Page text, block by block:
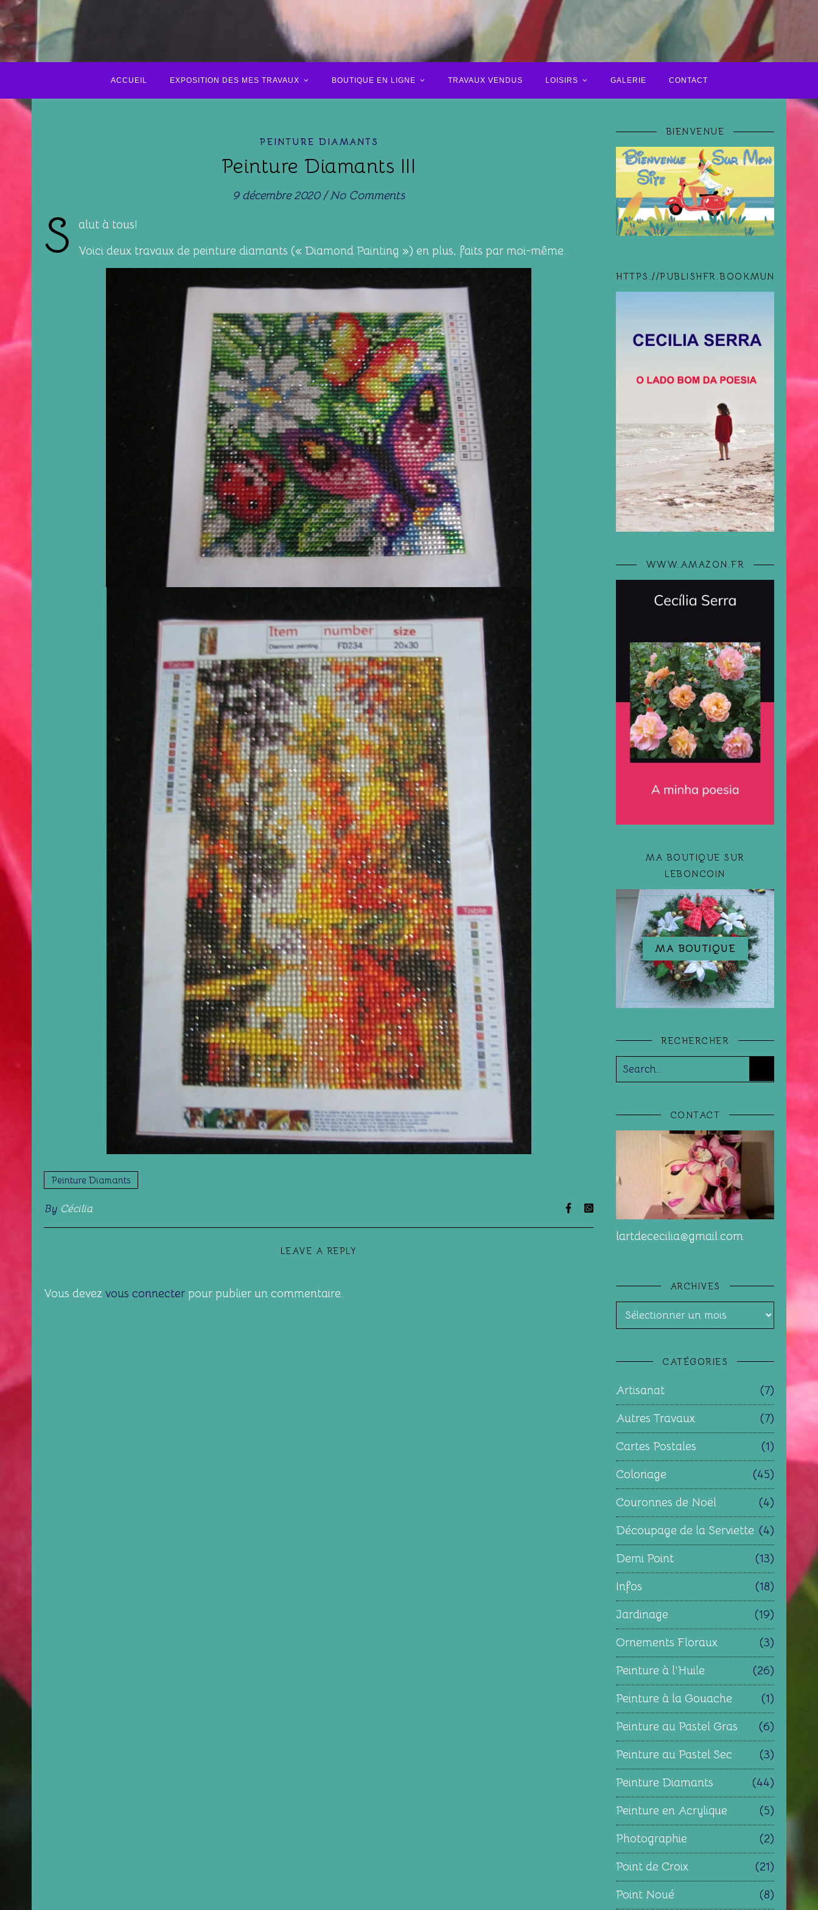
ACCUEIL EXPOSITION DES MES TRAVAUX BOUTIQUE EN LIGNE TRAVAUX VENDUS LOISIRS GALERIE CONTACT
PEINTURE DIAMANTS
Peinture Diamants III
9 décembre 2020 / No Comments
S
alut à tous!
Voici deux travaux de peinture diamants (« Diamond Painting ») en plus, faits par moi-même.
Peinture Diamants
By Cécilia
LEAVE A REPLY
Vous devez vous connecter pour publier un commentaire.
BIENVENUE
HTTPS://
WWW.AMAZON.FR
MA BOUTIQUE SUR
LEBONCOIN
MA BOUTIQUE
RECHERCHER
CONTACT
lartdececilia@gmail.com
ARCHIVES
Archives
CATÉGORIES
Artisanat
(7)
Autres Travaux
(7)
Cartes Postales
(1)
Coloriage
(45)
Couronnes de Noël
(4)
Découpage de la Serviette (4)
Demi Point
(13)
Infos
(18)
Jardinage
(19)
Ornements Floraux
(3)
Peinture à l'Huile
(26)
Peinture à la Gouache
(1)
Peinture au Pastel Gras
(6)
Peinture au Pastel Sec
(3)
Peinture Diamants
(44)
Peinture en Acrylique
(5)
Photographie
(2)
Point de Croix
(21)
Point Noué
(8)